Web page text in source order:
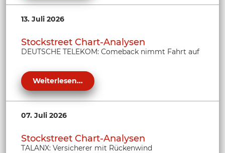
13. Juli 2026
Stockstreet Chart-Analysen
DEUTSCHE TELEKOM: Comeback nimmt Fahrt auf
Weiterlesen...
07. Juli 2026
Stockstreet Chart-Analysen
TALANX: Versicherer mit Rückenwind